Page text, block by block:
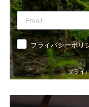
同意 プライバシーポリ
プライ